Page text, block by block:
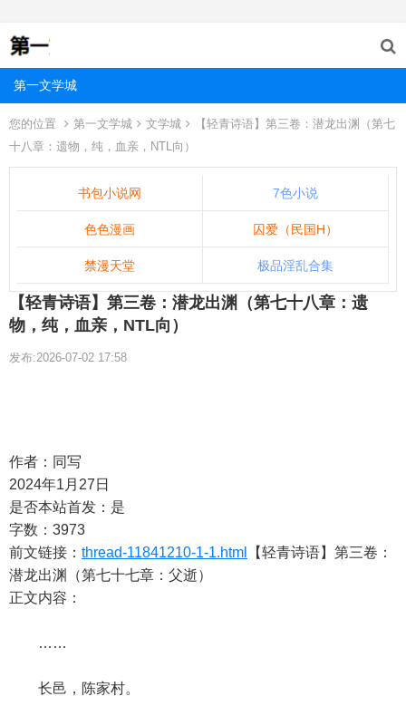
第一文学城
您的位置 第一文学城 文学城
【轻青诗语】第三卷：潜龙出渊（第七
十八章：遗物，纯，血亲，NTL向）
书包小说网 7色小说
色色漫画 囚爱（民国H）
禁漫天堂 极品淫乱合集
【轻青诗语】第三卷：潜龙出渊（第七十八章：遗
物，纯，血亲，NTL向）
发布:2026-07-02 17:58
作者：同写
2024年1月27日
是否本站首发：是
字数：3973
前文链接： thread-11841210-1-1.html
【轻青诗语】第三卷：
潜龙出渊（第七十七章：父逝）
正文内容：
……
长邑，陈家村。